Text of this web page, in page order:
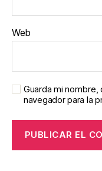
Web
Guarda mi
navegador para la